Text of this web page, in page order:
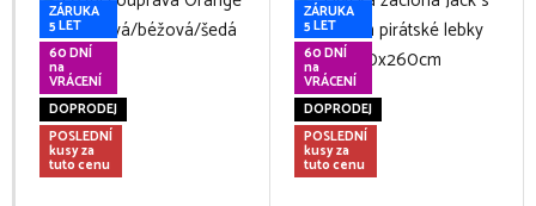
ZÁRUKA
5 LET
60 DNÍ
na
VRÁCENÍ
DOPRODEJ
POSLEDNÍ
kusy za
tuto cenu
ZÁRUKA
5 LET
60 DNÍ
na
VRÁCENÍ
DOPRODEJ
POSLEDNÍ
kusy za
tuto cenu